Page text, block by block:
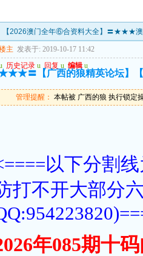
2026澳门全年⑥合资料大全】〓★★★
主 发表于: 2019-10-17 11:42
历史记录 u 回复 u 编辑 u
〓【广西的狼精英论坛】
管理提醒： 本帖被 广西的狼 执行锁定
以下分割
打不开大部分
年085期十